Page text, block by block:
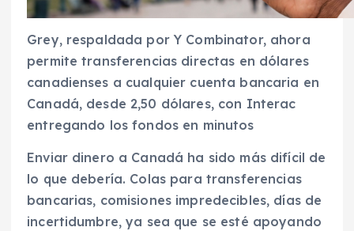
Grey, respaldada por Y Combinator, ahora
permite transferencias directas en dólares
canadienses a cualquier cuenta bancaria en
Canadá, desde 2,50 dólares, con Interac
entregando los fondos en minutos
Enviar dinero a Canadá ha sido más difícil de
lo que debería. Colas para transferencias
bancarias, comisiones impredecibles, días de
incertidumbre, ya sea que se esté apoyando